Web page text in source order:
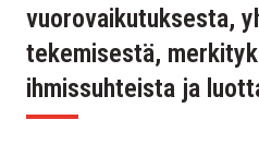
vuorovaikutuksesta,
tekemisestä,
ihmissuhteista ja